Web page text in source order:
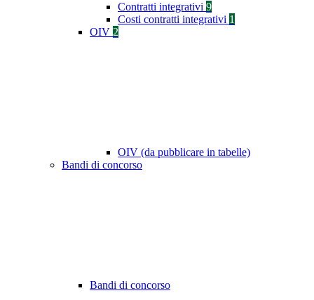
Contratti integrativi 9
Costi contratti integrativi 1
OIV 2
OIV (da pubblicare in tabelle)
Bandi di concorso
Bandi di concorso